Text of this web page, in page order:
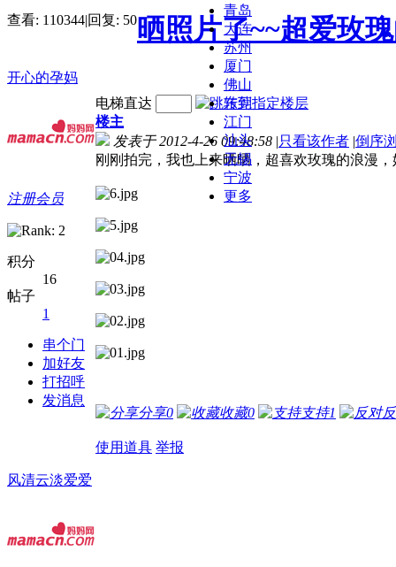
青岛
大连
苏州
厦门
佛山
东莞
江门
汕头
无锡
宁波
更多
查看: 110344|回复: 50晒照片了~~超爱玫
开心的孕妈
注册会员
积分
16
帖子
1
串个门
加好友
打招呼
发消息
电梯直达
楼主
发表于 2012-4-26 09:48:58 |只看该作者 |倒序
刚刚拍完，我也上来晒晒，超喜欢玫瑰的浪漫
分享0 收藏0 支持1
使用道具 举报
风清云淡爱爱